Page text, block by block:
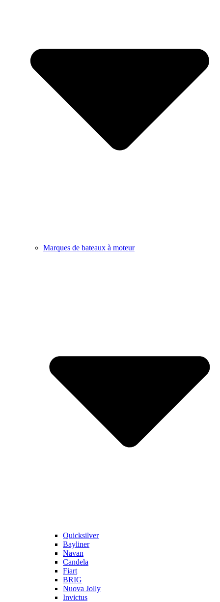
Marques de bateaux à moteur
Quicksilver
Bayliner
Navan
Candela
Fiart
BRIG
Nuova Jolly
Invictus